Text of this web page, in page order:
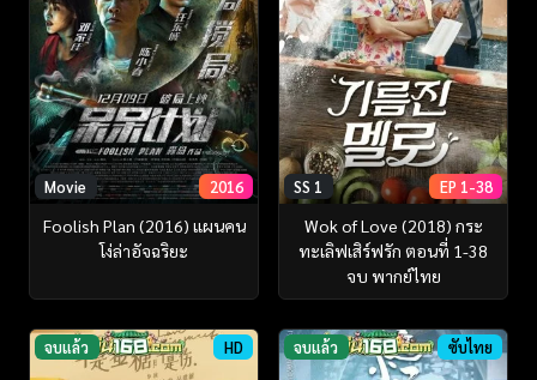
Movie 2016
Foolish Plan (2016) แผนคน
โง่ล่าอัจฉริยะ
SS 1 EP 1-38
Wok of Love (2018) กระ
ทะเลิฟเสิร์ฟรัก ตอนที่ 1-38
จบ พากย์ไทย
จบแล้ว HD จบแล้ว ซับไทย